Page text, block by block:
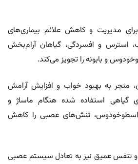
مدیریت و کاهش علائم بیماری‌های
و افسردگی، گیاهان آرام‌بخش
و بابونه را تجویز می‌کند.
منجر به بهبود خواب و افزایش آرامش
استفاده شده هنگام ماساژ و
اسطوخودوس، تنش‌های عصبی را کاهش
و تنفس عمیق نیز به تعادل سیستم عصبی